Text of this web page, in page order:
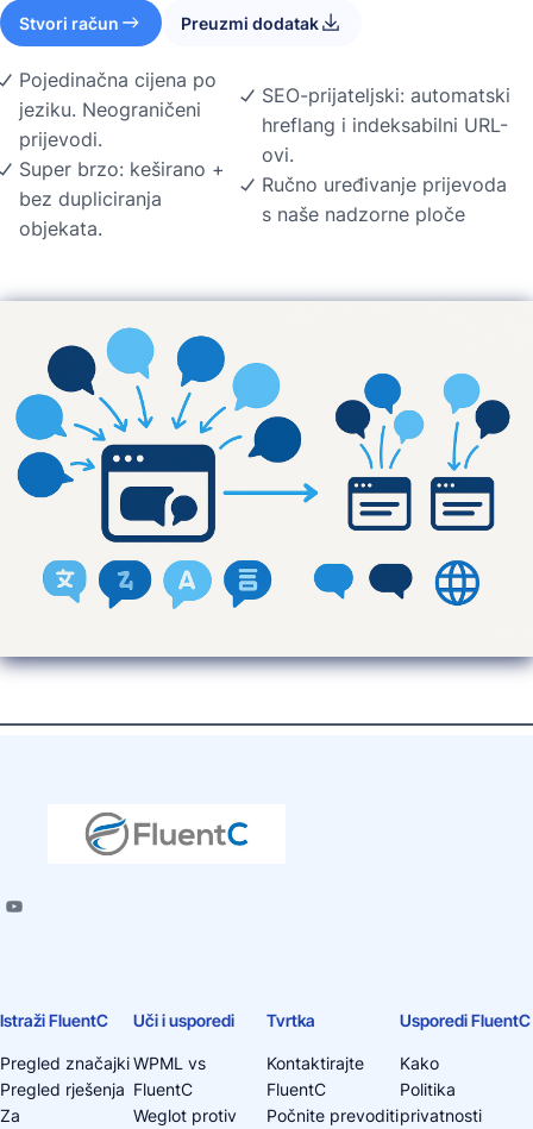
Stvori račun Preuzmi dodatak
Pojedinačna cijena po
jeziku. Neograničeni
prijevodi.
Super brzo: keširano +
bez dupliciranja
objekata.
SEO-prijateljski: automatski
hreflang i indeksabilni URL-
ovi.
Ručno uređivanje prijevoda
s naše nadzorne ploče
Istraži FluentC
Pregled značajki
Pregled rješenja
Za
Uči i usporedi
WPML vs
FluentC
Weglot protiv
Tvrtka
Kontaktirajte
FluentC
Počnite prevoditi
Usporedi FluentC
Kako
Politika
privatnosti